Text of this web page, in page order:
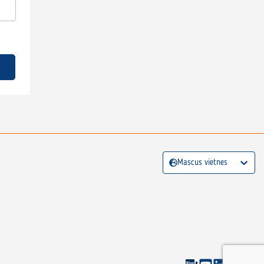
Mascus vietnes